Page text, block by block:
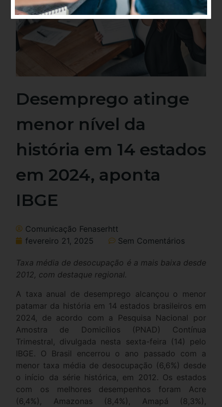
Desemprego atinge
menor nível da
história em 14 estados
em 2024, aponta
IBGE
Comunicação Fenaserhtt
fevereiro 21, 2025
Sem Comentários
Taxa média de desocupação é a mais baixa desde
2012, com destaque regional.
A taxa anual de desemprego alcançou o menor
patamar da história em 14 estados brasileiros em
2024, de acordo com a Pesquisa Nacional por
Amostra de Domicílios (PNAD) Contínua
Trimestral, divulgada nesta sexta-feira (14) pelo
IBGE. O Brasil encerrou o ano passado com a
menor taxa média de desocupação (6,6%) desde
o início da série histórica, em 2012. Os estados
com os melhores desempenhos foram Acre
(6,4%), Amazonas (8,4%), Amapá (8,3%),
Alternative: